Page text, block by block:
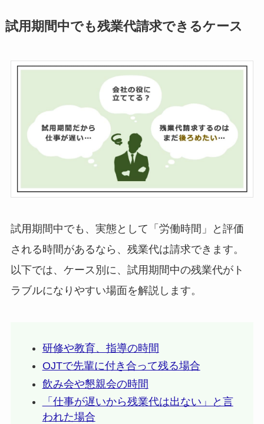
試用期間中でも残業代請求できるケース
試用期間中でも、実態として「労働時間」と評価
される時間があるなら、残業代は請求できます。
以下では、ケース別に、試用期間中の残業代がト
ラブルになりやすい場面を解説します。
研修や教育、指導の時間
OJTで先輩に付き合って残る場合
飲み会や懇親会の時間
「仕事が遅いから残業代は出ない」と言
われた場合